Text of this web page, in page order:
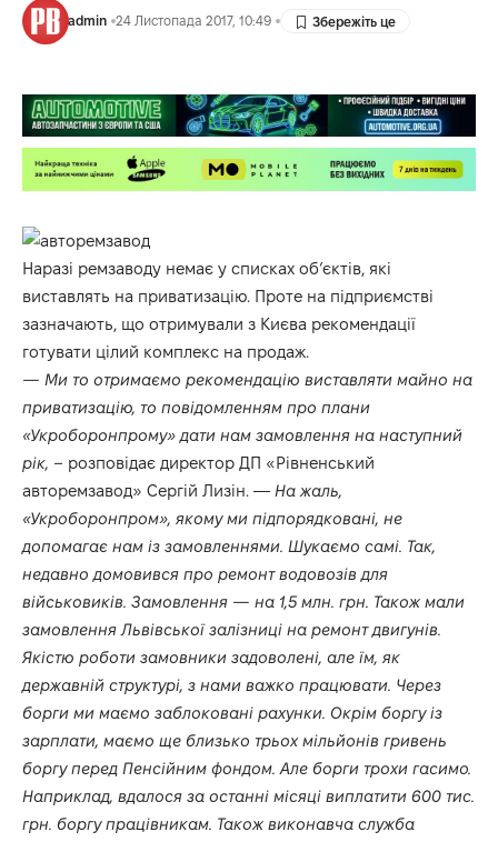
admin 24 Листопада 2017, 10:49
Наразі ремзаводу немає у списках об’єктів, які
виставлять на приватизацію. Проте на підприємстві
зазначають, що отримували з Києва рекомендації
готувати цілий комплекс на продаж.
— Ми то отримаємо рекомендацію виставляти майно на
приватизацію, то повідомленням про плани
«Укроборонпрому» дати нам замовлення на наступний
рік, – розповідає директор ДП «Рівненський
авторемзавод» Сергій Лизін. — На жаль,
«Укроборонпром», якому ми підпорядковані, не
допомагає нам із замовленнями. Шукаємо самі. Так,
недавно домовився про ремонт водовозів для
військовиків. Замовлення — на 1,5 млн. грн. Також мали
замовлення Львівської залізниці на ремонт двигунів.
Якістю роботи замовники задоволені, але їм, як
державній структурі, з нами важко працювати. Через
борги ми маємо заблоковані рахунки. Окрім боргу із
зарплати, маємо ще близько трьох мільйонів гривень
боргу перед Пенсійним фондом. Але борги трохи гасимо.
Наприклад, вдалося за останні місяці виплатити 600 тис.
грн. боргу працівникам. Також виконавча служба